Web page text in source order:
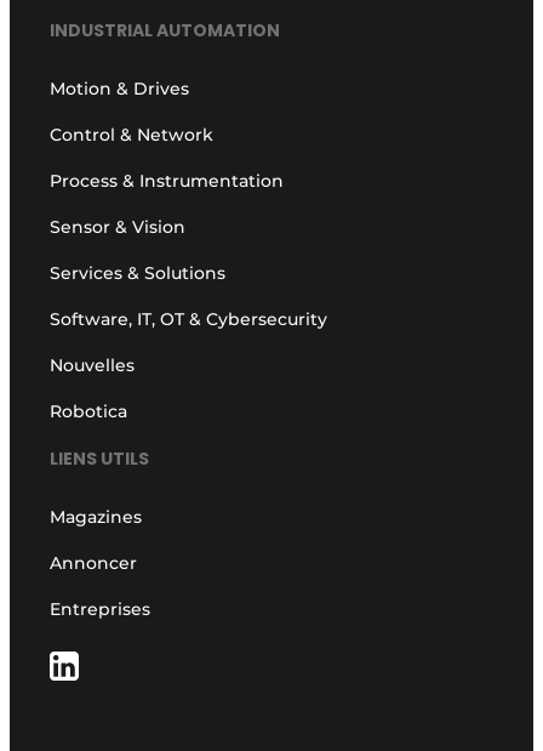
INDUSTRIAL AUTOMATION
Motion & Drives
Control & Network
Process & Instrumentation
Sensor & Vision
Services & Solutions
Software, IT, OT & Cybersecurity
Nouvelles
Robotica
LIENS UTILS
Magazines
Annoncer
Entreprises